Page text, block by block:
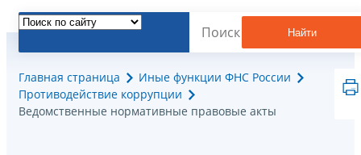
Найти
Главная страница
Иные функции ФНС России
Противодействие коррупции
Ведомственные нормативные правовые акты